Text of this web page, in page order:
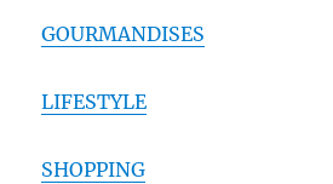
GOURMANDISES
LIFESTYLE
SHOPPING